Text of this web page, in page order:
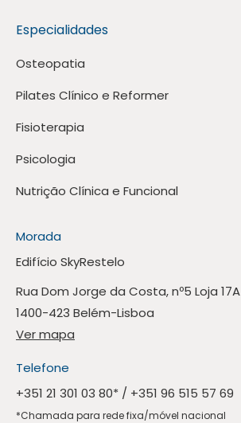
Especialidades
Osteopatia
Pilates Clínico e Reformer
Fisioterapia
Psicologia
Nutrição Clínica e Funcional
Morada
Edifício SkyRestelo
Rua Dom Jorge da Costa, nº5 Loja 17A
1400-423 Belém-Lisboa
Ver mapa
Telefone
+351 21 301 03 80* / +351 96 515 57 69
*Chamada para rede fixa/móvel nacional